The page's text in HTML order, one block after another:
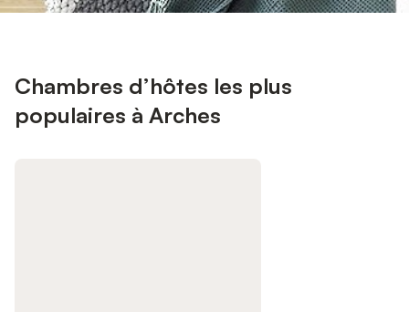
Chambres d’hôtes les plus
populaires à Arches